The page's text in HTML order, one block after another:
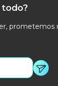
todo?
prometemos